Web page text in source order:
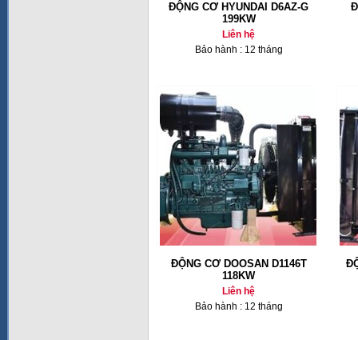
ĐỘNG CƠ HYUNDAI D6AZ-G
199KW
Liên hệ
Bảo hành : 12 tháng
ĐỘNG CƠ DOOSAN D1146T
118KW
Liên hệ
Bảo hành : 12 tháng